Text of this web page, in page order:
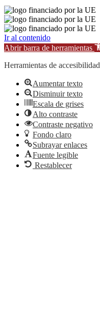
Ir al contenido
Abrir barra de herramientas
Herramientas de accesibilidad
Aumentar texto
Disminuir texto
Escala de grises
Alto contraste
Contraste negativo
Fondo claro
Subrayar enlaces
Fuente legible
Restablecer